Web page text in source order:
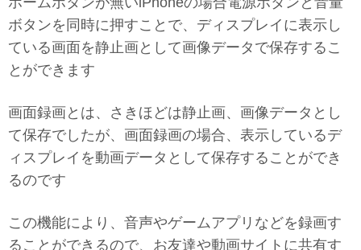
ボタンを同時に押すことで、ディスプレイに表示し
ている画面を静止画として画像データで保存するこ
とができます
画面録画とは、さきほどは静止画、画像データとし
て保存でしたが、画面録画の場合、表示しているデ
ィスプレイを動画データとして保存することができ
るのです
この機能により、音声やゲームアプリなどを録画す
ることができるので、お友達や動画サイトに共有す